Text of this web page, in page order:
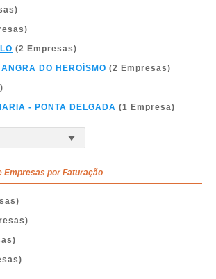
(2 Empresas)
DO HEROÍSMO (2 Empresas)
- PONTA DELGADA (1 Empresa)
Empresas por Faturação